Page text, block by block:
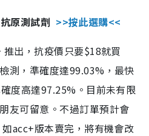
原測試劑 >>按此選購<<
出，抗疫價只要$18就買
測，準確度達99.03%，最快
度高達97.25%。目前未有限
友可留意。不過訂單預計會
acc+版本賣完，將有機會改